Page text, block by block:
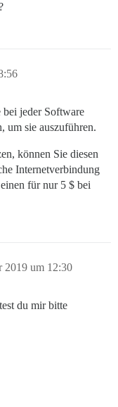
jeder Software
um sie auszuführen.
können Sie diesen
Internetverbindung
für nur 5 $ bei
2019 um 12:30
du mir bitte